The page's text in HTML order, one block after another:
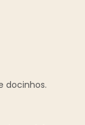
docinhos.